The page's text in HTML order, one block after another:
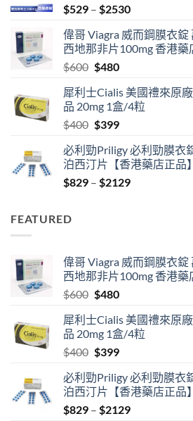
$529 – $2530Price
$529
through
偉哥 Viagra 威而鋼膜衣
西地那非片100mg 香港藥
$600 Original
was:
$600.
$480Current
is:
$480.
犀利士Cialis 美國禮來原
品 20mg 1盒/4粒
$400 Original
was:
$400.
$399Current
is:
$399.
必利勁Priligy 必利勁膜衣
泊西汀片【香港藥店正品】
$829 – $2129Price
FEATURED
偉哥 Viagra 威而鋼膜衣
西地那非片100mg 香港藥
$600 Original
was:
$600.
$480Current
is:
$480.
犀利士Cialis 美國禮來原
品 20mg 1盒/4粒
$400 Original
was:
$400.
$399Current
is:
$399.
必利勁Priligy 必利勁膜衣
泊西汀片【香港藥店正品】
$829 – $2129Price